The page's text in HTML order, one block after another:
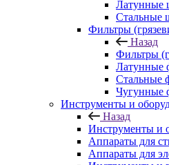
Латунные
Стальные
Фильтры
Назад
Фильтры
Латунные
Стальные
Чугунные
Инструменты и
Назад
Инструменты и
Аппараты для
Аппараты для